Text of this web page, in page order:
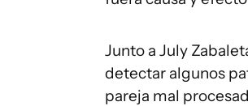
Junto a July
detectar algunos
pareja mal